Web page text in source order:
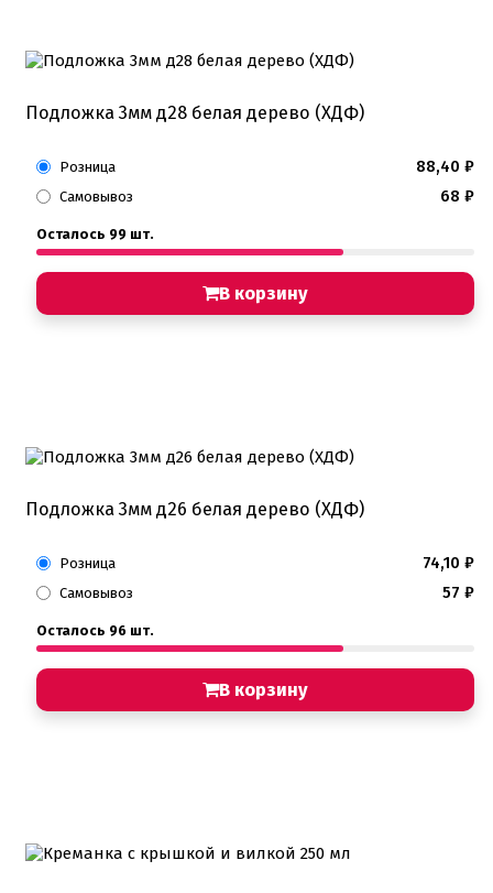
Подложка 3мм д28 белая дерево (ХДФ)
Розница 88,40 ₽
Самовывоз 68 ₽
Осталось 99 шт.
В корзину
Подложка 3мм д26 белая дерево (ХДФ)
Розница 74,10 ₽
Самовывоз 57 ₽
Осталось 96 шт.
В корзину